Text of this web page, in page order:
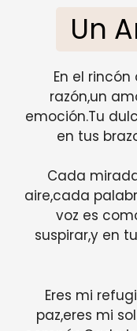
Un
En el
razón,un
emoción.Tu
en tus
Cada
aire,cada
voz es
suspirar,y en
Eres mi
paz,eres mi